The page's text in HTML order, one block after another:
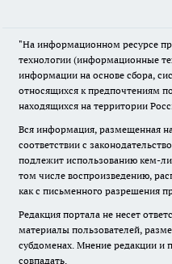
"На информационном ресурсе
технологии (информационные
информации на основе сбора,
относящихся к предпочтениям
находящихся на территории
Вся информация, размещенная
соответствии с
подлежит использованию кем-
том числе воспроизведению,
как с письменного разрешения
Редакция портала не несет
материалы пользователей,
субдоменах. Мнение редакции и
совпадать.